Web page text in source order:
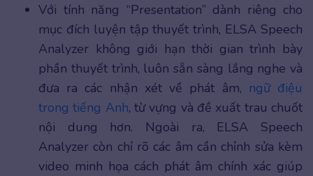
Với tính năng “Presentation” dành riêng cho
mục đích luyện tập thuyết trình, ELSA Speech
Analyzer không giới hạn thời gian trình bày
phần thuyết trình, luôn sẵn sàng lắng nghe và
đưa ra các nhận xét về phát âm, ngữ điệu
trong tiếng Anh, từ vựng và đề xuất trau chuốt
nội dung hơn. Ngoài ra, ELSA Speech
Analyzer còn chỉ rõ các âm cần chỉnh sửa kèm
video minh họa cách phát âm chính xác giúp